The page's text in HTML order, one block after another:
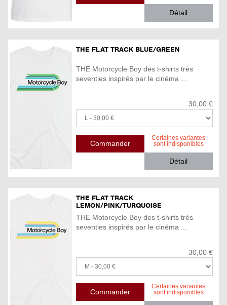
Détail
THE FLAT TRACK BLUE/GREEN
THE Motorcycle Boy des t-shirts très
seventies inspirés par le cinéma ...
30,00 €
Certaines variantes
sont indisponibles
Détail
THE FLAT TRACK
LEMON/PINK/TURQUOISE
THE Motorcycle Boy des t-shirts très
seventies inspirés par le cinéma ...
30,00 €
Certaines variantes
sont indisponibles